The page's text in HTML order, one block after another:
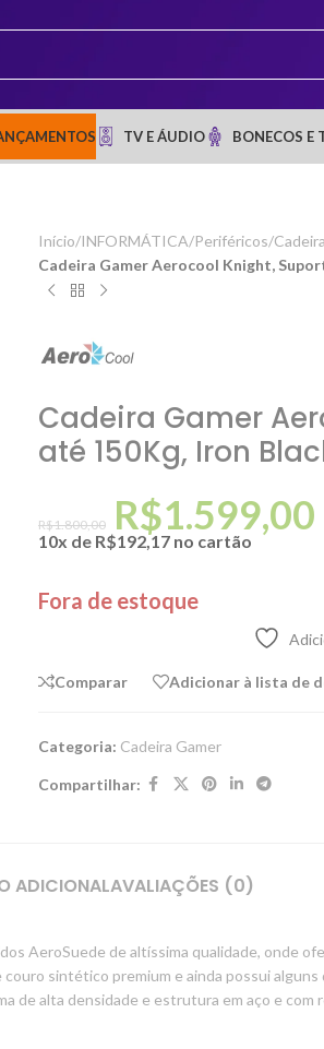
TV E ÁUDIO BONECOS E
Início/INFORMÁTICA/Periféricos/
Cadeira Gamer Aerocool Knight,
Cadeira Gamer
até 150Kg, Iron
R$1.800,00 R$1.599,00
10x de R$192,17 no cartão
Fora de estoque
Comparar Adicionar à lista de
Categoria: Cadeira Gamer
Compartilhar:
ADICIONALAVALIAÇÕES (0)
AeroSuede de altíssima qualidade, onde
sintético premium e ainda possui
de alta densidade e estrutura em aço e